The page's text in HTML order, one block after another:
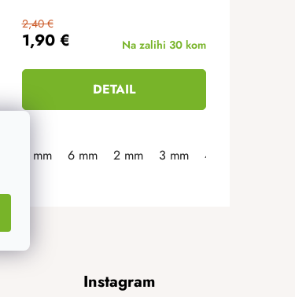
1,90 €
2,40 €
Na zalihi 30 kom
DETAIL
5 mm 6 mm 2 mm 3 mm 4 mm
Instagram